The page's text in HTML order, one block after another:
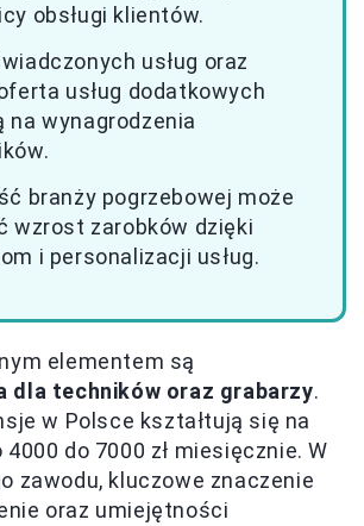
obsługi klientów.
usług oraz
usług dodatkowych
na wynagrodzenia
branży pogrzebowej może
wzrost zarobków dzięki
i personalizacji usług.
elementem są
dla techników oraz grabarzy.
w Polsce kształtują się na
4000 do 7000 zł miesięcznie. W
zawodu, kluczowe znaczenie
oraz umiejętności